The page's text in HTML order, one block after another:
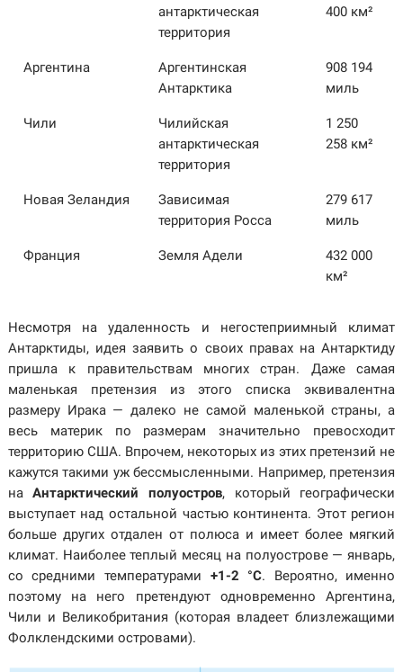
антарктическая
территория
400 км²
Аргентина
Аргентинская
Антарктика
908 194
миль
Чили
Чилийская
антарктическая
территория
1 250
258 км²
Новая Зеландия
Зависимая
территория Росса
279 617
миль
Франция Земля Адели
432 000
км²
Несмотря на удаленность и негостеприимный климат
Антарктиды, идея заявить о своих правах на Антарктиду
пришла к правительствам многих стран. Даже самая
маленькая претензия из этого списка эквивалентна
размеру Ирака — далеко не самой маленькой страны, а
весь материк по размерам значительно превосходит
территорию США. Впрочем, некоторых из этих претензий не
кажутся такими уж бессмысленными. Например, претензия
наАнтарктический полуостров, который географически
выступает над остальной частью континента. Этот регион
больше других отдален от полюса и имеет более мягкий
климат. Наиболее теплый месяц на полуострове — январь,
со средними температурами +1-2 °C. Вероятно, именно
поэтому на него претендуют одновременно Аргентина,
Чили и Великобритания (которая владеет близлежащими
Фолклендскими островами).